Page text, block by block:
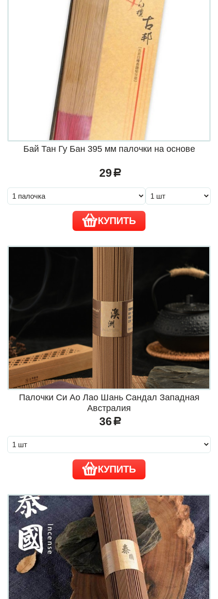
Бай Тан Гу Бан 395 мм палочки на основе
29 a
КУПИТЬ
Палочки Си Ао Лао Шань Сандал Западная
Австралия
36 a
КУПИТЬ